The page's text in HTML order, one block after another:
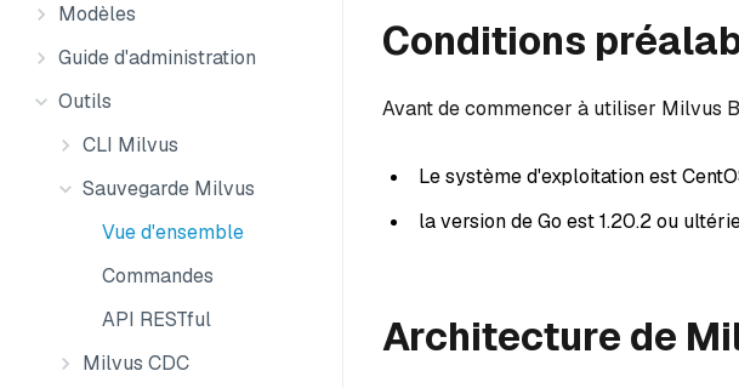
Modèles
Guide d'administration
Outils
CLI Milvus
Sauvegarde Milvus
Vue d'ensemble
Commandes
API RESTful
Milvus CDC
Conditions
Avant de commencer à utiliser Milvus
Le système d'exploitation est
la version de Go est 1.20.2 ou
Architecture de